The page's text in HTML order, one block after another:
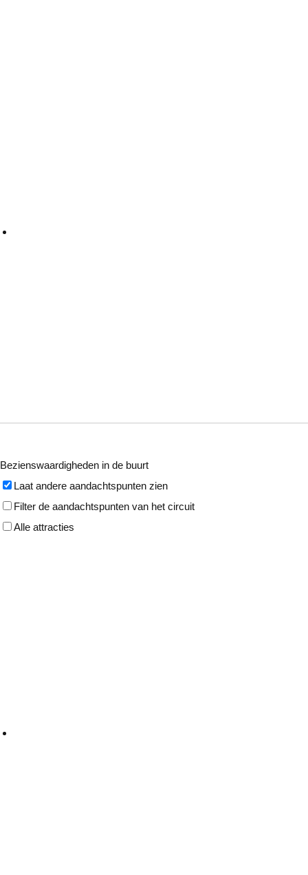
Bezienswaardigheden in de buurt
Laat andere aandachtspunten zien
Filter de aandachtspunten van het circuit
Alle attracties